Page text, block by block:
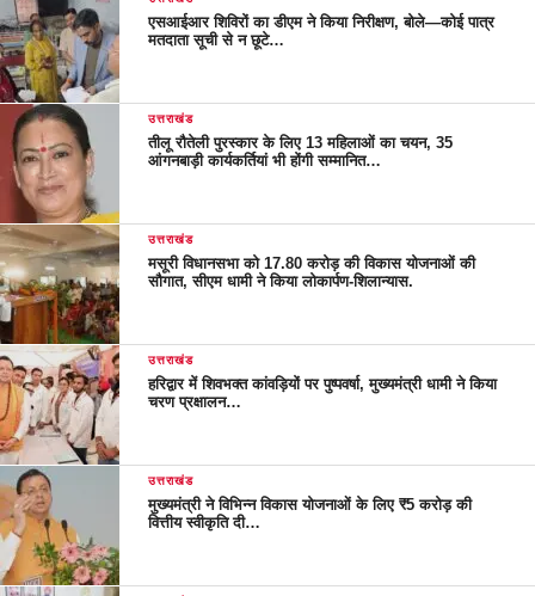
एसआईआर शिविरों का डीएम ने किया निरीक्षण, बोले—कोई पात्र
मतदाता सूची से न छूटे…
उत्तराखंड
तीलू रौतेली पुरस्कार के लिए 13 महिलाओं का चयन, 35
आंगनबाड़ी कार्यकर्तियां भी होंगी सम्मानित…
उत्तराखंड
मसूरी विधानसभा को 17.80 करोड़ की विकास योजनाओं की
सौगात, सीएम धामी ने किया लोकार्पण-शिलान्यास.
उत्तराखंड
हरिद्वार में शिवभक्त कांवड़ियों पर पुष्पवर्षा, मुख्यमंत्री धामी ने किया
चरण प्रक्षालन…
उत्तराखंड
मुख्यमंत्री ने विभिन्न विकास योजनाओं के लिए ₹5 करोड़ की
वित्तीय स्वीकृति दी…